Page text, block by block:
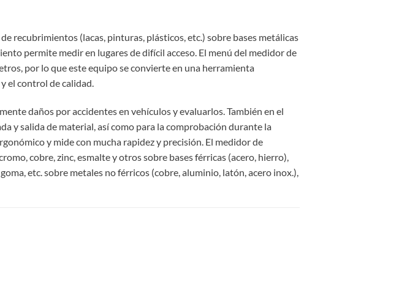
recubrimientos (lacas, pinturas, plásticos, etc.) sobre bases metálicas
permite medir en lugares de difícil acceso. El menú del medidor de
por lo que este equipo se convierte en una herramienta
el control de calidad.
daños por accidentes en vehículos y evaluarlos. También en el
y salida de material, así como para la comprobación durante la
y mide con mucha rapidez y precisión. El medidor de
cobre, zinc, esmalte y otros sobre bases férricas (acero, hierro),
etc. sobre metales no férricos (cobre, aluminio, latón, acero inox.),